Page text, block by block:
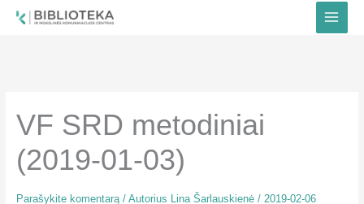
VF SRD metodiniai
(2019-01-03)
Parašykite komentarą / Autorius Lina Šarlauskienė / 2019-02-06